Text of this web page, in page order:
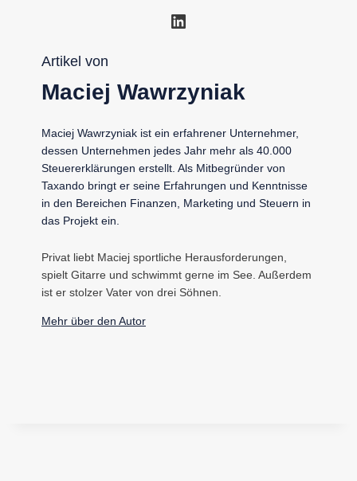
LinkedIn
Artikel von
Maciej Wawrzyniak
Maciej Wawrzyniak ist ein erfahrener Unternehmer,
dessen Unternehmen jedes Jahr mehr als 40.000
Steuererklärungen erstellt. Als Mitbegründer von
Taxando bringt er seine Erfahrungen und Kenntnisse
in den Bereichen Finanzen, Marketing und Steuern in
das Projekt ein.
Privat liebt Maciej sportliche Herausforderungen,
spielt Gitarre und schwimmt gerne im See. Außerdem
ist er stolzer Vater von drei Söhnen.
Mehr über den Autor